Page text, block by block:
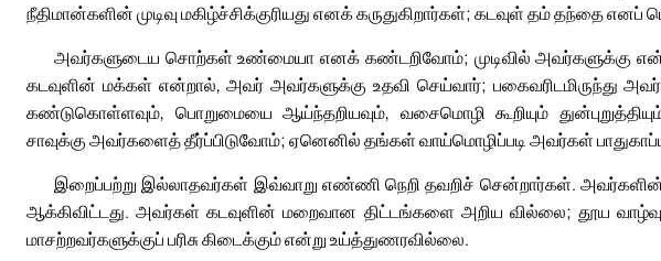
நீதிமான்களின் முடிவு மகிழ்ச்சிக்குரியது எனக் கருதுகிறார்கள்; கடவுள் தம் தந்தை எனப்
அவர்களுடைய சொற்கள் உண்மையா எனக் கண்டறிவோம்; முடிவில் அவர்களுக்கு
கடவுளின் மக்கள் என்றால், அவர் அவர்களுக்கு உதவி செய்வார்; பகைவரிடமிருந்து
கண்டுகொள்ளவும், பொறுமையை ஆய்ந்தறியவும், வசைமொழி கூறியும்
சாவுக்கு அவர்களைத் தீர்ப்பிடுவோம்; ஏனெனில் தங்கள் வாய்மொழிப்படி அவர்கள்
இறைப்பற்று இல்லாதவர்கள் இவ்வாறு எண்ணி நெறி தவறிச் சென்றார்கள்.
ஆக்கிவிட்டது. அவர்கள் கடவுளின் மறைவான திட்டங்களை அறிய வில்லை; தூய
மாசற்றவர்களுக்குப் பரிசு கிடைக்கும் என்று உய்த்துணரவில்லை.